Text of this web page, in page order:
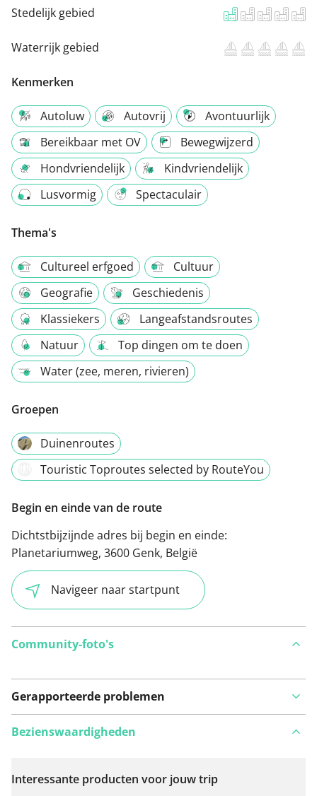
Stedelijk gebied
Waterrijk gebied
Kenmerken
Autoluw Autovrij
Avontuurlijk
Bereikbaar met OV
Bewegwijzerd
Hondvriendelijk
Kindvriendelijk
Lusvormig
Spectaculair
Thema's
Cultureel erfgoed
Cultuur
Geografie
Geschiedenis
Klassiekers
Langeafstandsroutes
Natuur
Top dingen om te doen
Water (zee, meren, rivieren)
Groepen
Duinenroutes
Touristic Toproutes selected by RouteYou
Begin en einde van de route
Dichtstbijzijnde adres bij begin en einde:
Planetariumweg, 3600 Genk, België
Navigeer naar startpunt
Community-foto's
Gerapporteerde problemen
Bekijk op kaart
Bezienswaardigheden
Interessante producten voor jouw trip